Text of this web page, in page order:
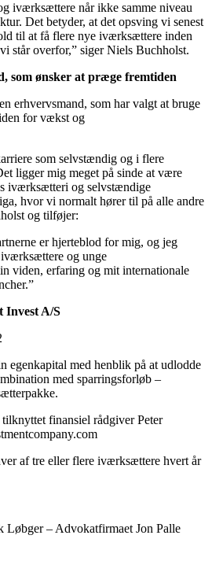
iværksættere når ikke samme niveau
Det betyder, at det opsving vi senest
til at få flere nye iværksættere inden
står overfor,” siger Niels Buchholst.
som ønsker at præge fremtiden
erhvervsmand, som har valgt at bruge
for vækst og
som selvstændig og i flere
ligger mig meget på sinde at være
iværksætteri og selvstændige
hvor vi normalt hører til på alle andre
og tilføjer:
er hjerteblod for mig, og jeg
og unge
viden, erfaring og mit internationale
Invest A/S
egenkapital med henblik på at udlodde
med sparringsforløb –
finansiel rådgiver Peter
af tre eller flere iværksættere hvert år
Løbger – Advokatfirmaet Jon Palle